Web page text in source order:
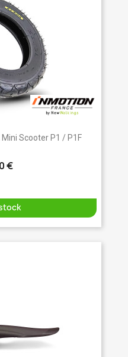
Scooter P1 / P1F
€